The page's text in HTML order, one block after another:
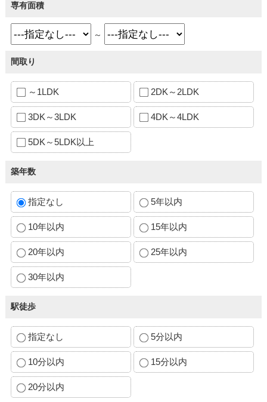
専有面積
～
間取り
～1LDK 2DK～2LDK
3DK～3LDK 4DK～4LDK
5DK～5LDK以上
築年数
指定なし 5年以内
10年以内 15年以内
20年以内 25年以内
30年以内
駅徒歩
指定なし 5分以内
10分以内 15分以内
20分以内